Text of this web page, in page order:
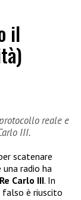
il
reale e
III.
scatenare
radio ha
Re Carlo III. In
falso è riuscito